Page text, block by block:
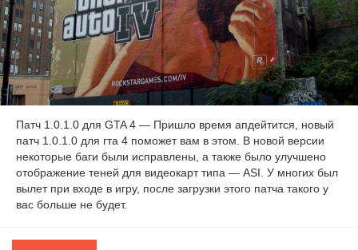
Патч 1.0.1.0 для GTA 4 — Пришло время апдейтится, новый
патч 1.0.1.0 для гта 4 поможет вам в этом. В новой версии
некоторые баги были исправлены, а также было улучшено
отображение теней для видеокарт типа — ASI. У многих был
вылет при входе в игру, после загрузки этого патча такого у
вас больше не будет.